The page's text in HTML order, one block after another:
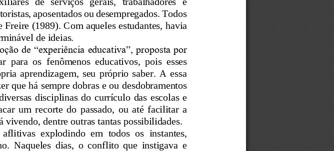
aposentados ou desempregados. Todos
Freire (1989). Com aqueles estudantes, havia
de ideias.
de “experiência educativa”, proposta por
para  os fenômenos  educativos,  pois  esses
aprendizagem,  seu  próprio  saber.  A  essa
que há sempre dobras e ou desdobramentos
disciplinas do currículo das escolas e
um  recorte  do  passado,  ou  até  facilitar  a
vivendo, dentre outras tantas possibilidades.
aflitivas  explodindo  em  todos  os  instantes,
Naqueles  dias,  o  conflito  que  instigava  e